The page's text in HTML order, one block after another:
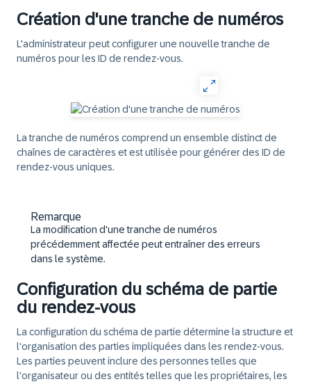
Création d'une tranche de numéros
L'administrateur peut configurer une nouvelle tranche de
numéros pour les ID de rendez-vous.
La tranche de numéros comprend un ensemble distinct de
chaînes de caractères et est utilisée pour générer des ID de
rendez-vous uniques.
Remarque
La modification d'une tranche de numéros
précédemment affectée peut entraîner des erreurs
dans le système.
Configuration du schéma de partie
du rendez-vous
La configuration du schéma de partie détermine la structure et
l'organisation des parties impliquées dans les rendez-vous.
Les parties peuvent inclure des personnes telles que
l'organisateur ou des entités telles que les propriétaires, les